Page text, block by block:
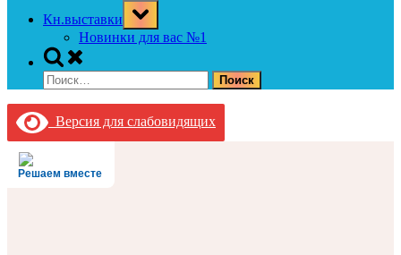
Кн.выставки
Toggle
sub-
menu
Новинки для вас №1
Toggle
search
form
Найти:
Версия для слабовидящих
Решаем вместе